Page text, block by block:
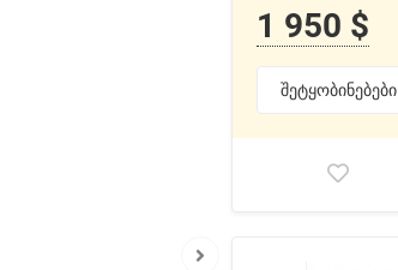
1 950 $
შეტყობინებები